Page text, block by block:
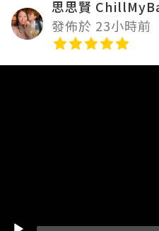
思思賢
發佈於 23小時前